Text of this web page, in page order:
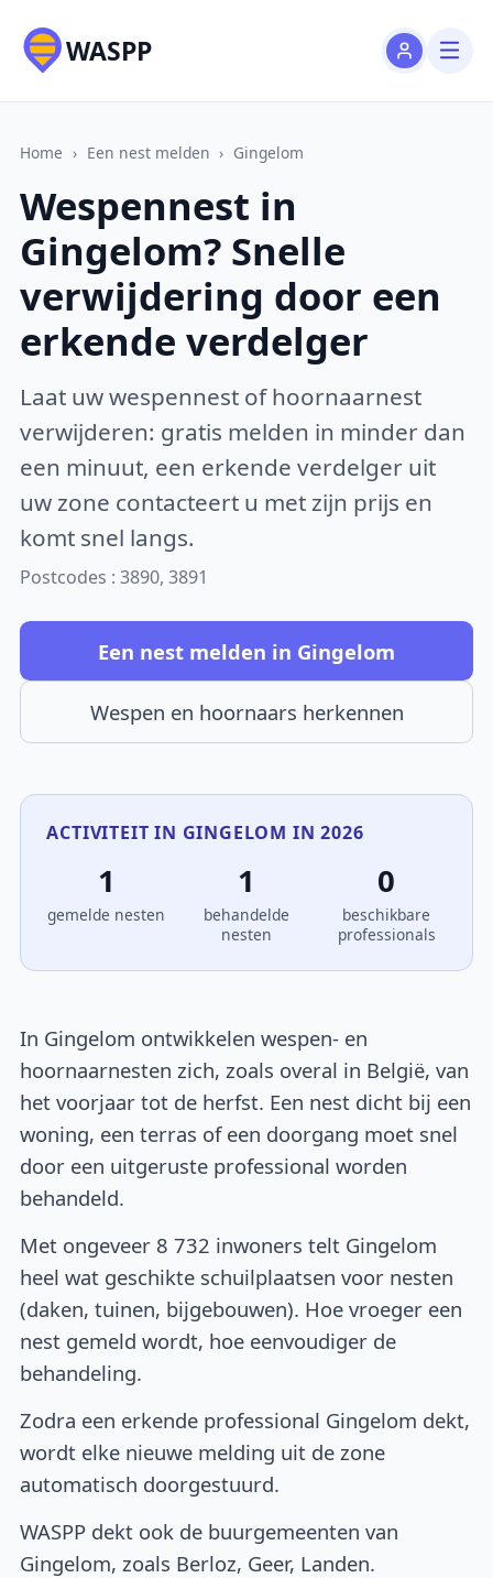
WASPP
Home › Een nest melden › Gingelom
Wespennest in
Gingelom? Snelle
verwijdering door een
erkende verdelger
Laat uw wespennest of hoornaarnest
verwijderen: gratis melden in minder dan
een minuut, een erkende verdelger uit
uw zone contacteert u met zijn prijs en
komt snel langs.
Postcodes : 3890, 3891
Een nest melden in Gingelom
Wespen en hoornaars herkennen
ACTIVITEIT IN GINGELOM IN 2026
1
gemelde nesten
1
behandelde
nesten
0
beschikbare
professionals
In Gingelom ontwikkelen wespen- en
hoornaarnesten zich, zoals overal in België, van
het voorjaar tot de herfst. Een nest dicht bij een
woning, een terras of een doorgang moet snel
door een uitgeruste professional worden
behandeld.
Met ongeveer 8 732 inwoners telt Gingelom
heel wat geschikte schuilplaatsen voor nesten
(daken, tuinen, bijgebouwen). Hoe vroeger een
nest gemeld wordt, hoe eenvoudiger de
behandeling.
Zodra een erkende professional Gingelom dekt,
wordt elke nieuwe melding uit de zone
automatisch doorgestuurd.
WASPP dekt ook de buurgemeenten van
Gingelom, zoals Berloz, Geer, Landen.